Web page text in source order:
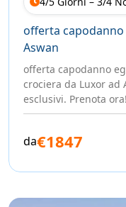
offerta
Aswan
offerta capodanno
crociera da Luxor ad
esclusivi. Prenota
da€1847